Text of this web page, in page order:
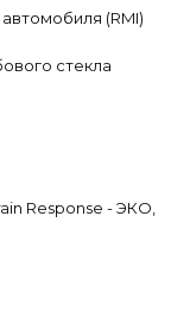
(RMI)
стекла
Response - ЭКО,